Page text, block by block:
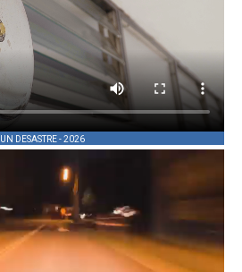
DESASTRE - 2026